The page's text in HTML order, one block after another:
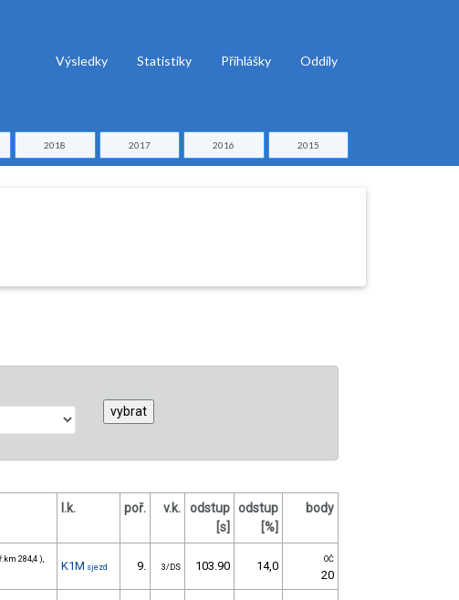
Výsledky Statistiky Přihlášky Oddíly
2018 2017 2016 2015
l.k. poř. v.k.
odstup
[s]
odstup
[%]
body
284,4 ),
K1M sjezd 9. 3/DS 103.90 14,0 OČ
20